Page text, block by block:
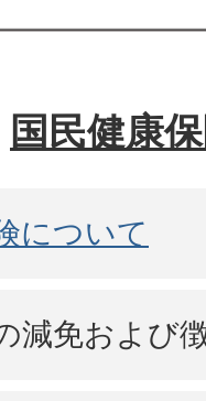
国民健康
について
減免および